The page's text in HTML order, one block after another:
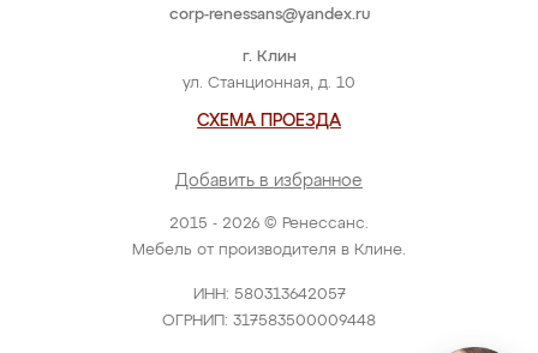
2015 - 2026 © Ренессанс.
Мебель от производителя в Клине.
ИНН: 580313642057
ОГРНИП: 317583500009448
г. Клин
ул. Станционная, д. 10
СХЕМА ПРОЕЗДА
Добавить в избранное
corp-renessans@yandex.ru